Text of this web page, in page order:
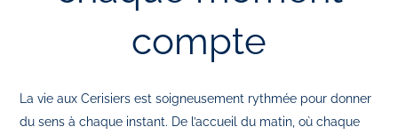
compte
La vie aux Cerisiers est soigneusement rythmée pour donner
du sens à chaque instant. De l’accueil du matin, où chaque